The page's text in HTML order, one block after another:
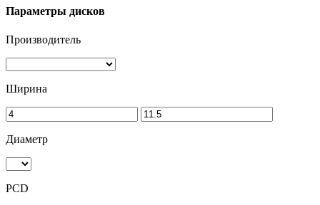
Параметры дисков
Производитель
Ширина
Диаметр
PCD